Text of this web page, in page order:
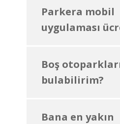
Parkera mobil
uygulaması
Boş
bulabilirim?
Bana en yakın